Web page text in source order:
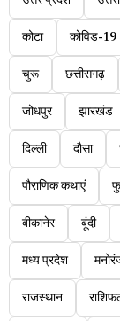
कोटा कोविड-19
चुरू छत्तीसगढ़
जोधपुर झारखंड
दिल्ली दौसा
पौराणिक कथाएं
बीकानेर बूंदी
मध्य प्रदेश
राजस्थान